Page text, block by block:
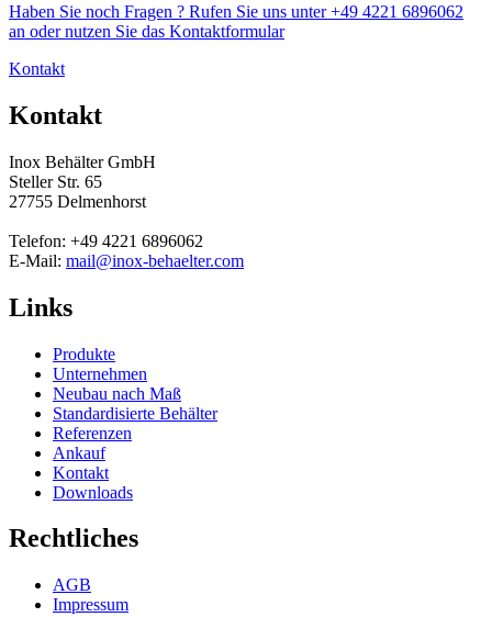
Haben Sie noch Fragen ? Rufen Sie uns unter +49 4221 6896062
an oder nutzen Sie das Kontaktformular
Kontakt
Kontakt
Inox Behälter GmbH
Steller Str. 65
27755 Delmenhorst
Telefon: +49 4221 6896062
E-Mail: mail@inox-behaelter.com
Links
Produkte
Unternehmen
Neubau nach Maß
Standardisierte Behälter
Referenzen
Ankauf
Kontakt
Downloads
Rechtliches
AGB
Impressum